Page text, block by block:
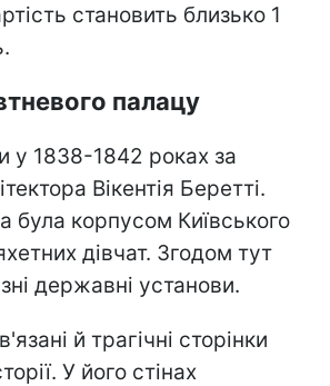
становить близько 1
палацу
у 1838-1842 роках за
Вікентія Беретті.
була корпусом Київського
дівчат. Згодом тут
державні установи.
й трагічні сторінки
У його стінах